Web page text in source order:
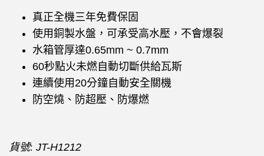
真正全機三年免費保固
使用銅製水盤，可承受高水壓，不會爆裂
水箱管厚達0.65mm ~ 0.7mm
60秒點火未燃自動切斷供給瓦斯
連續使用20分鐘自動安全關機
防空燒、防超壓、防爆燃
貨號: JT-H1212